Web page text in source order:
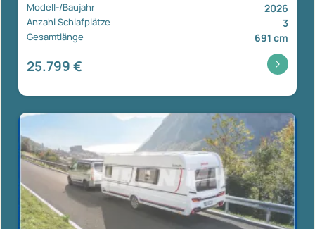
Modell-/Baujahr 2026
Anzahl Schlafplätze 3
Gesamtlänge 691 cm
25.799 €